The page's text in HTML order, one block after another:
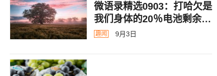
微语录精选0903：打哈欠是
我们身体的20％电池剩余警
告
趣闻 9月3日